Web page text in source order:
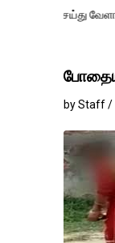
வேளாண் துறை
by Staff /